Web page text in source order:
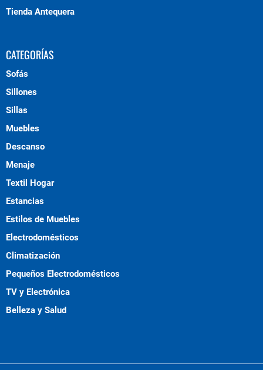
Tienda Antequera
CATEGORÍAS
Sofás
Sillones
Sillas
Muebles
Descanso
Menaje
Textil Hogar
Estancias
Estilos de Muebles
Electrodomésticos
Climatización
Pequeños Electrodomésticos
TV y Electrónica
Belleza y Salud